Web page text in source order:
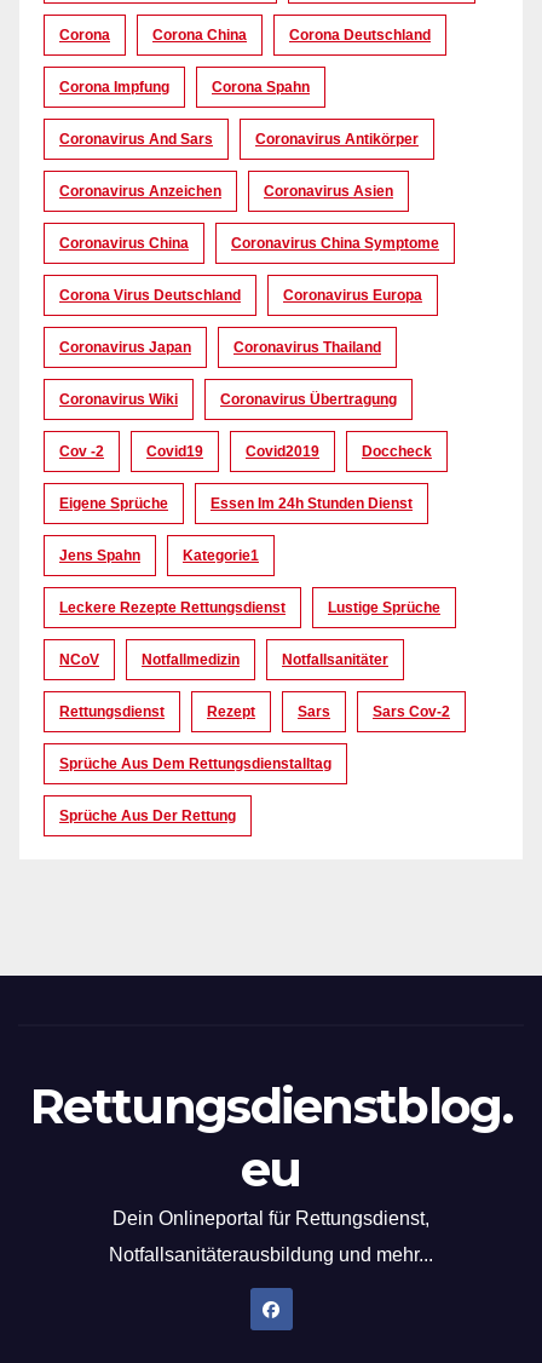
Corona Corona China Corona Deutschland
Corona Impfung Corona Spahn
Coronavirus And Sars Coronavirus Antikörper
Coronavirus Anzeichen Coronavirus Asien
Coronavirus China Coronavirus China Symptome
Corona Virus Deutschland Coronavirus Europa
Coronavirus Japan Coronavirus Thailand
Coronavirus Wiki Coronavirus Übertragung
Cov -2 Covid19 Covid2019 Doccheck
Eigene Sprüche Essen Im 24h Stunden Dienst
Jens Spahn Kategorie1
Leckere Rezepte Rettungsdienst Lustige Sprüche
NCoV Notfallmedizin Notfallsanitäter
Rettungsdienst Rezept Sars Sars Cov-2
Sprüche Aus Dem Rettungsdienstalltag
Sprüche Aus Der Rettung
Rettungsdienstblog.
eu
Dein Onlineportal für Rettungsdienst,
Notfallsanitäterausbildung und mehr...